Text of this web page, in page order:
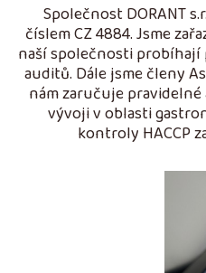
Společnost DORANT
číslem CZ 4884. Jsme
naší společnosti
auditů. Dále jsme členy
nám zaručuje
vývoji v oblasti
kontroly HACCP